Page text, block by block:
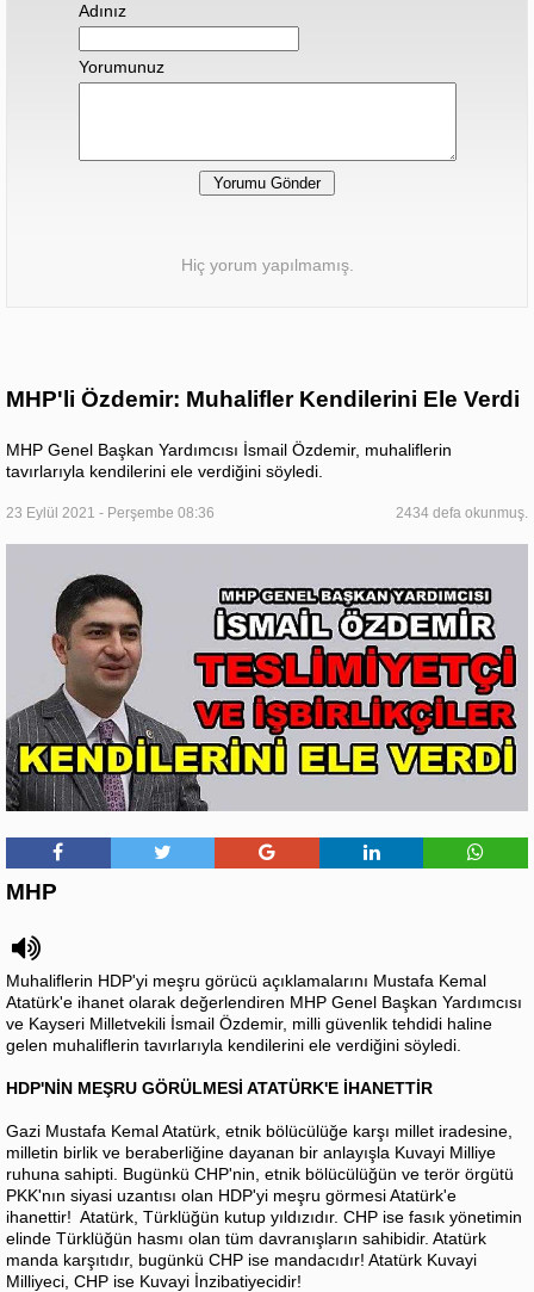
Adınız
Yorumunuz
Hiç yorum yapılmamış.
MHP'li Özdemir: Muhalifler Kendilerini Ele Verdi
MHP Genel Başkan Yardımcısı İsmail Özdemir, muhaliflerin
tavırlarıyla kendilerini ele verdiğini söyledi.
23 Eylül 2021 - Perşembe 08:36 2434 defa okunmuş.
MHP
Muhaliflerin HDP'yi meşru görücü açıklamalarını Mustafa Kemal
Atatürk'e ihanet olarak değerlendiren MHP Genel Başkan Yardımcısı
ve Kayseri Milletvekili İsmail Özdemir, milli güvenlik tehdidi haline
gelen muhaliflerin tavırlarıyla kendilerini ele verdiğini söyledi.
HDP'NİN MEŞRU GÖRÜLMESİ ATATÜRK'E İHANETTİR
Gazi Mustafa Kemal Atatürk, etnik bölücülüğe karşı millet iradesine,
milletin birlik ve beraberliğine dayanan bir anlayışla Kuvayi Milliye
ruhuna sahipti. Bugünkü CHP'nin, etnik bölücülüğün ve terör örgütü
PKK'nın siyasi uzantısı olan HDP'yi meşru görmesi Atatürk'e
ihanettir! Atatürk, Türklüğün kutup yıldızıdır. CHP ise fasık yönetimin
elinde Türklüğün hasmı olan tüm davranışların sahibidir. Atatürk
manda karşıtıdır, bugünkü CHP ise mandacıdır! Atatürk Kuvayi
Milliyeci, CHP ise Kuvayi İnzibatiyecidir!